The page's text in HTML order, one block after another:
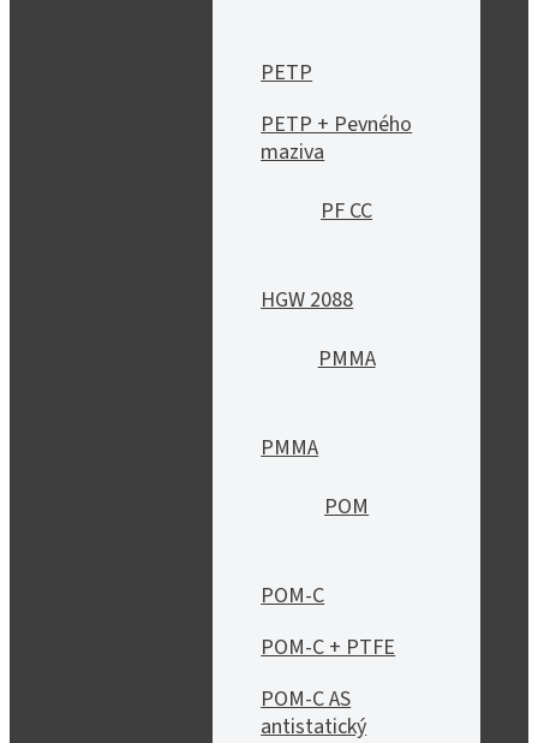
PETP
PETP + Pevného
maziva
PF CC
HGW 2088
PMMA
PMMA
POM
POM-C
POM-C + PTFE
POM-C AS
antistatický